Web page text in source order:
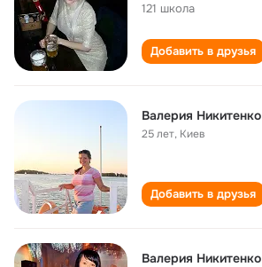
121 школа
Добавить в друзья
Валерия Никитенко
25 лет, Киев
Добавить в друзья
Валерия Никитенко